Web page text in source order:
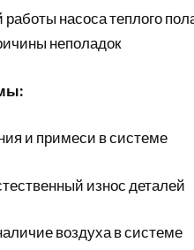
насоса теплого
неполадок
и примеси в системе
износ деталей
воздуха в системе